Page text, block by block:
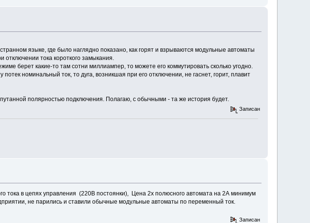
языке, где было наглядно показано, как горят и взрываются модульные автоматы
отключении тока короткого замыкания.
берет какие-то там сотни миллиампер, то можете его коммутировать сколько угодно.
номинальный ток, то дуга, возникшая при его отключении, не гаснет, горит, плавит
полярностью подключения. Полагаю, с обычными - та же история будет.
Записан
тока в цепях управления (220В постоянки), Цена 2х полюсного автомата на 2А минимум
не парились и ставили обычные модульные автоматы по переменный ток.
Записан